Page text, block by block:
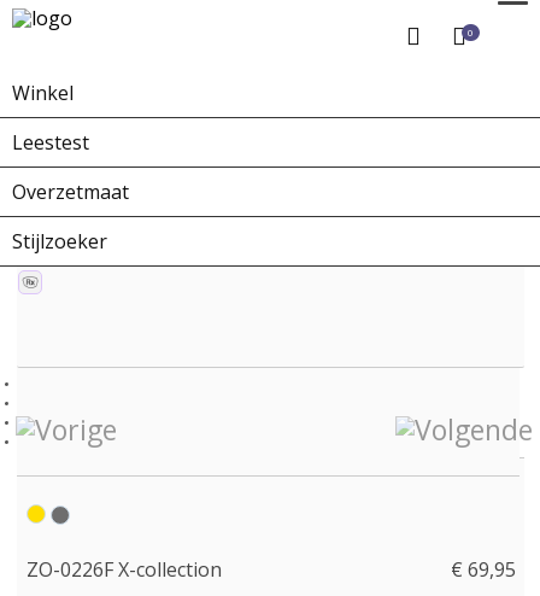
0
Winkel
Leestest
Overzetmaat
Stijlzoeker
Home Winkel
ZO-0226F X-collection € 69,95